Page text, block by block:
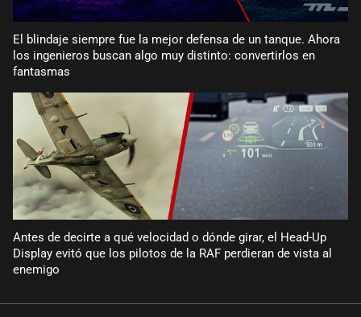
El blindaje siempre fue la mejor defensa de un tanque. Ahora
los ingenieros buscan algo muy distinto: convertirlos en
fantasmas
Antes de decirte a qué velocidad o dónde girar, el Head-Up
Display evitó que los pilotos de la RAF perdieran de vista al
enemigo